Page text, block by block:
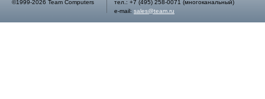
©1999-2026 Team Computers тел.: +7 (495) 258-0071 (многоканальный)
e-mail: sales@team.ru